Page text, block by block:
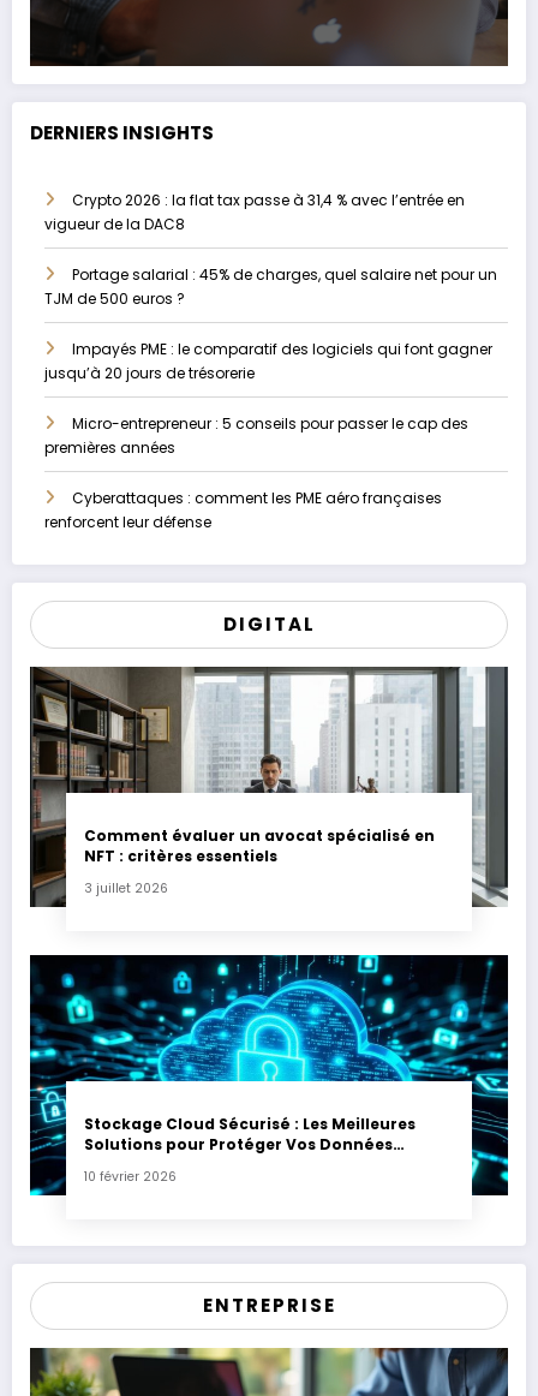
DERNIERS INSIGHTS
Crypto 2026 : la flat tax passe à 31,4 % avec l’entrée en
vigueur de la DAC8
Portage salarial : 45% de charges, quel salaire net pour un
TJM de 500 euros ?
Impayés PME : le comparatif des logiciels qui font gagner
jusqu’à 20 jours de trésorerie
Micro-entrepreneur : 5 conseils pour passer le cap des
premières années
Cyberattaques : comment les PME aéro françaises
renforcent leur défense
DIGITAL
Comment évaluer un avocat spécialisé en
NFT : critères essentiels
3 juillet 2026
Stockage Cloud Sécurisé : Les Meilleures
Solutions pour Protéger Vos Données
10 février 2026
ENTREPRISE